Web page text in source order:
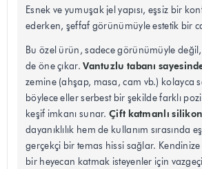
Esnek ve yumuşak jel yapısı, eşsiz bir
ederken, şeffaf görünümüyle estetik bir
Bu özel ürün, sadece görünümüyle
de öne çıkar.Vantuzlu tabanı
zemine (ahşap, masa, cam vb.) kolayca
böylece eller serbest bir şekilde farklı
keşif imkanı sunar.Çift katmanlı silikon
dayanıklılık hem de kullanım sırasında
gerçekçi bir temas hissi sağlar.
bir heyecan katmak isteyenler için